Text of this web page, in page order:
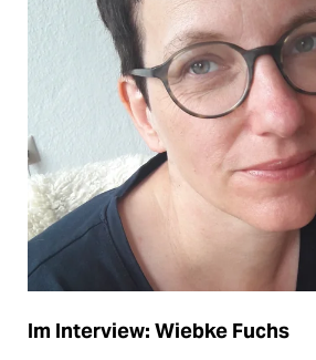
Im Interview: Wiebke Fuchs